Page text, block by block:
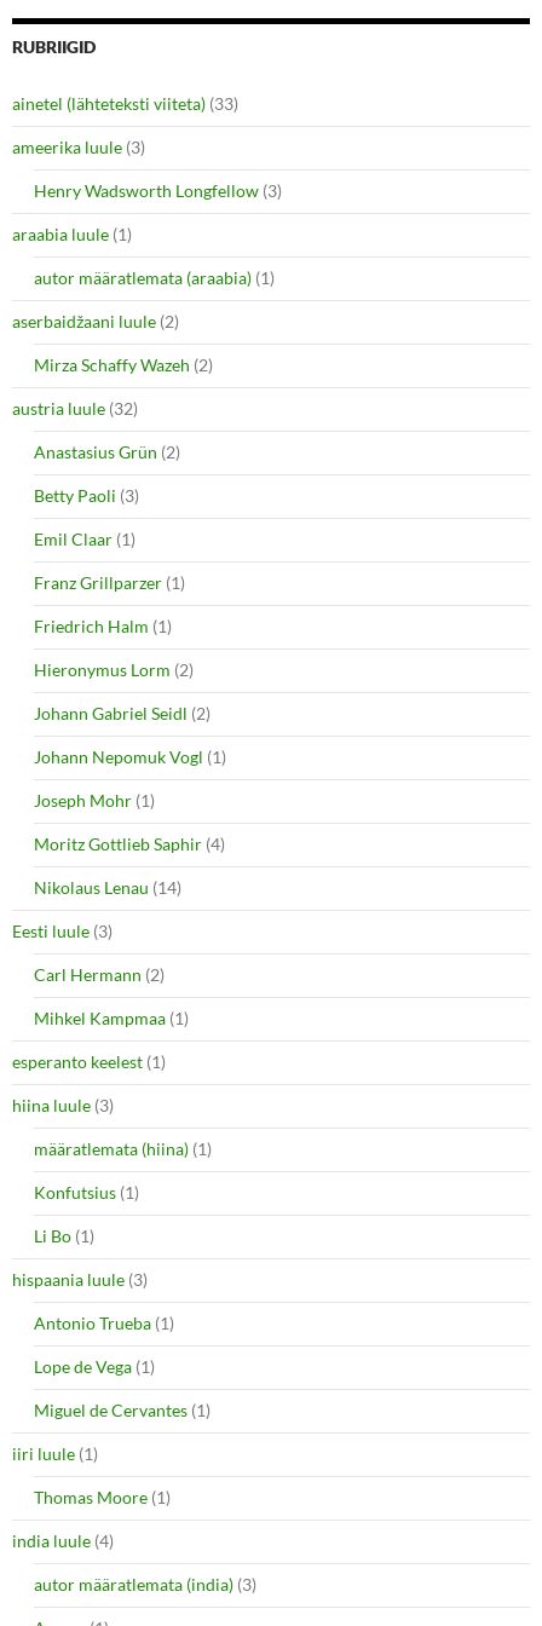
RUBRIIGID
ainetel (lähteteksti viiteta) (33)
ameerika luule (3)
Henry Wadsworth Longfellow (3)
araabia luule (1)
autor määratlemata (araabia) (1)
aserbaidžaani luule (2)
Mirza Schaffy Wazeh (2)
austria luule (32)
Anastasius Grün (2)
Betty Paoli (3)
Emil Claar (1)
Franz Grillparzer (1)
Friedrich Halm (1)
Hieronymus Lorm (2)
Johann Gabriel Seidl (2)
Johann Nepomuk Vogl (1)
Joseph Mohr (1)
Moritz Gottlieb Saphir (4)
Nikolaus Lenau (14)
Eesti luule (3)
Carl Hermann (2)
Mihkel Kampmaa (1)
esperanto keelest (1)
hiina luule (3)
määratlemata (hiina) (1)
Konfutsius (1)
Li Bo (1)
hispaania luule (3)
Antonio Trueba (1)
Lope de Vega (1)
Miguel de Cervantes (1)
iiri luule (1)
Thomas Moore (1)
india luule (4)
autor määratlemata (india) (3)